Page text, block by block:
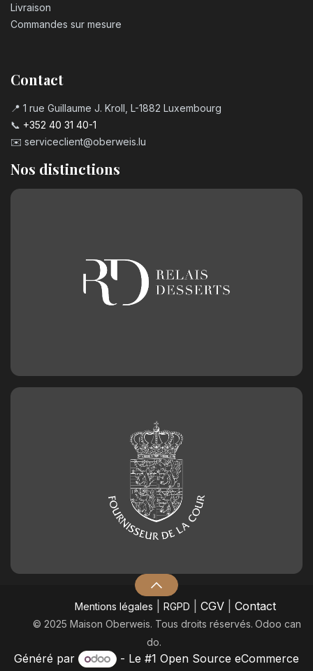
Livraison
Commandes sur mesure
Contact
📍 1 rue Guillaume J. Kroll, L-1882 Luxembourg
📞 +352 40 31 40-1
✉️ serviceclient@oberweis.lu
Nos distinctions
Mentions légales RGPD CGV| Contact
© 2025 Maison Oberweis. Tous droits réservés. ​Odoo can
do.
Généré par - Le #1 Open Source eCommerce